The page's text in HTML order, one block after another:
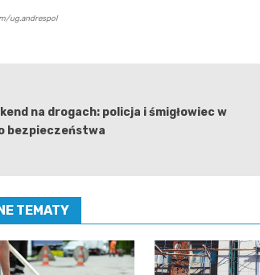
ug.andrespol
na drogach: policja i śmigłowiec w
bezpieczeństwa
TEMATY